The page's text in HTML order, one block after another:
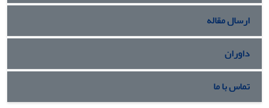
ارسال مقاله
داوران
تماس با ما